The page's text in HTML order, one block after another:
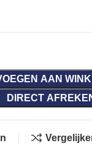
AAN
DIRECT